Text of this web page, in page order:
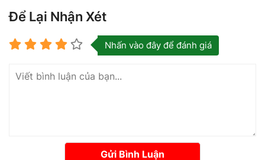
Để Lại Nhận Xét
Nhấn vào đây để đánh giá
Gửi Bình Luận